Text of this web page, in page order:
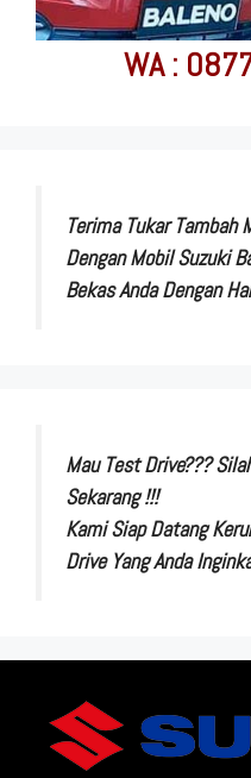
WA :
Terima Tukar Tambah
Dengan Mobil Suzuki
Bekas Anda Dengan
Mau Test Drive???
Sekarang !!!
Kami Siap Datang
Drive Yang Anda